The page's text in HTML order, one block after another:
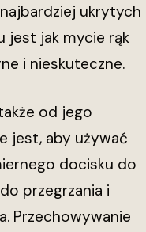
ukrytych
jest jak mycie rąk
i nieskuteczne.
od jego
jest, aby używać
docisku do
przegrzania i
Przechowywanie